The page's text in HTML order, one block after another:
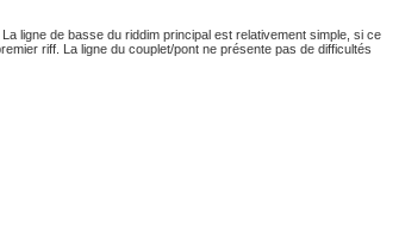
ligne de basse du riddim principal est relativement simple, si ce
riff. La ligne du couplet/pont ne présente pas de difficultés